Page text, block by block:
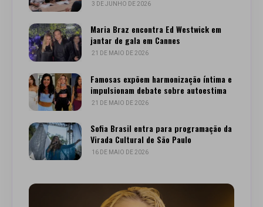
3 DE JUNHO DE 2026
Maria Braz encontra Ed Westwick em
jantar de gala em Cannes
21 DE MAIO DE 2026
Famosas expõem harmonização íntima e
impulsionam debate sobre autoestima
21 DE MAIO DE 2026
Sofia Brasil entra para programação da
Virada Cultural de São Paulo
16 DE MAIO DE 2026